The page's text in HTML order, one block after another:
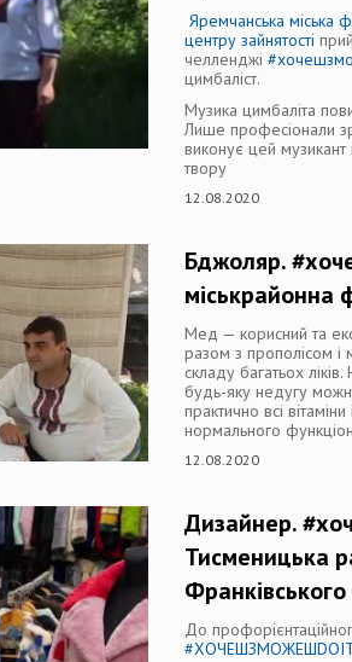
Яремчанська міська
центру зайнятості
челленджі
цимбаліст.
Музика цимбаліта
Лише професіонали
виконує цей музикант
твору
12.08.2020
Бджоляр.
міськрайонна
Мед — корисний та
разом з прополісом
складу багатьох
будь-яку недугу
практично всі
нормального
12.08.2020
Дизайнер.
Тисменицька
До